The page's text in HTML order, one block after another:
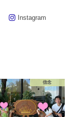
Instagram
信念